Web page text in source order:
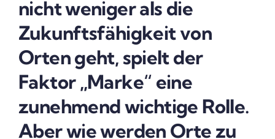
nicht weniger als die
Zukunftsfähigkeit von
Orten geht, spielt der
Faktor „Marke“ eine
zunehmend wichtige Rolle.
Aber wie werden Orte zu